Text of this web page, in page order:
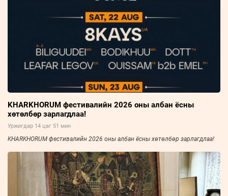
KHARKHORUM фестивалийн 2026 оны албан ёсны
хөтөлбөр зарлагдлаа!
Уржигдар 14 цаг 51 мин
KHARKHORUM фестивалийн 2026 оны албан ёсны хөтөлбөр зарлагдлаа!